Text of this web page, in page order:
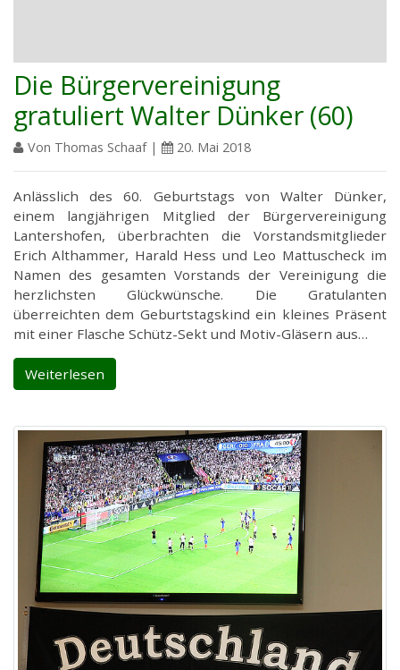
Die Bürgervereinigung
gratuliert Walter Dünker (60)
Von Thomas Schaaf | 20. Mai 2018
Anlässlich des 60. Geburtstags von Walter Dünker,
einem langjährigen Mitglied der Bürgervereinigung
Lantershofen, überbrachten die Vorstandsmitglieder
Erich Althammer, Harald Hess und Leo Mattuscheck im
Namen des gesamten Vorstands der Vereinigung die
herzlichsten Glückwünsche. Die Gratulanten
überreichten dem Geburtstagskind ein kleines Präsent
mit einer Flasche Schütz-Sekt und Motiv-Gläsern aus…
Weiterlesen